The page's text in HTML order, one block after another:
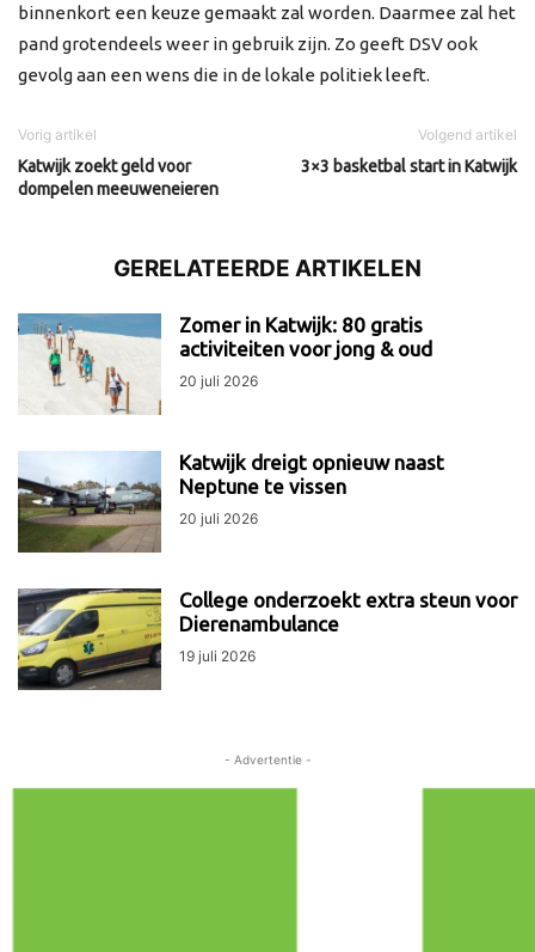
binnenkort een keuze gemaakt zal worden. Daarmee zal het
pand grotendeels weer in gebruik zijn. Zo geeft DSV ook
gevolg aan een wens die in de lokale politiek leeft.
Vorig artikel
Katwijk zoekt geld voor
dompelen meeuweneieren
Volgend artikel
3×3 basketbal start in Katwijk
GERELATEERDE ARTIKELEN
Zomer in Katwijk: 80 gratis
activiteiten voor jong & oud
20 juli 2026
Katwijk dreigt opnieuw naast
Neptune te vissen
20 juli 2026
College onderzoekt extra steun voor
Dierenambulance
19 juli 2026
- Advertentie -